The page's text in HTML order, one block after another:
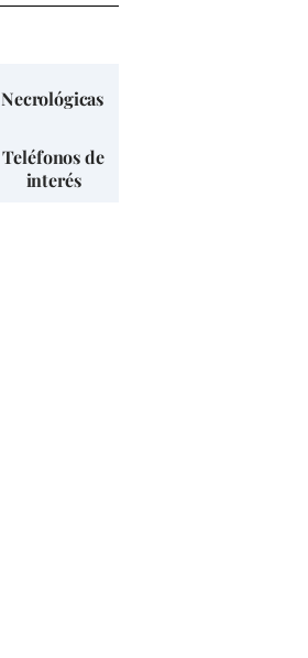
Necrológicas
Teléfonos de
interés